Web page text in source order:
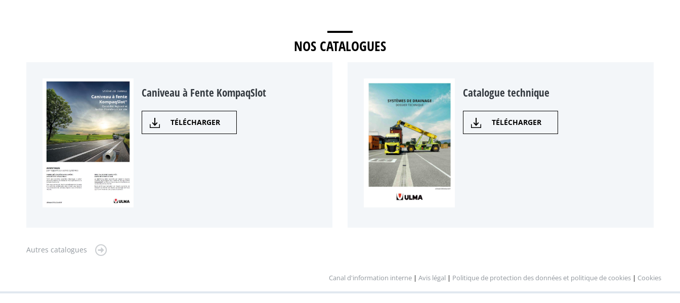
NOS CATALOGUES
Caniveau à Fente KompaqSlot
TÉLÉCHARGER
Catalogue technique
TÉLÉCHARGER
Autres catalogues
Canal d'information interne | Avis légal | Politique de protection des données et politique de cookies | Cookies